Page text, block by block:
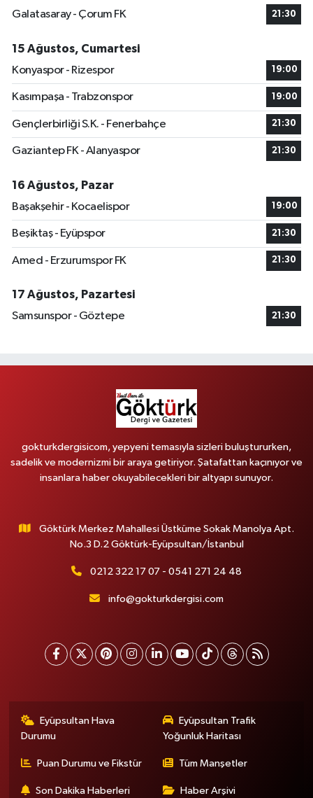
Galatasaray - Çorum FK
21:30
15 Ağustos, Cumartesi
Konyaspor - Rizespor
19:00
Kasımpaşa - Trabzonspor 19:00
Gençlerbirliği S.K. - Fenerbahçe 21:30
Gaziantep FK - Alanyaspor 21:30
16 Ağustos, Pazar
Başakşehir - Kocaelispor
19:00
Beşiktaş - Eyüpspor 21:30
Amed - Erzurumspor FK 21:30
17 Ağustos, Pazartesi
Samsunspor - Göztepe
21:30
gokturkdergisicom, yepyeni temasıyla sizleri buluştururken,
sadelik ve modernizmi bir araya getiriyor. Şatafattan kaçınıyor ve
insanlara haber okuyabilecekleri bir altyapı sunuyor.
Göktürk Merkez Mahallesi Üstküme Sokak Manolya Apt.
No.3 D.2 Göktürk-Eyüpsultan/İstanbul
0212 322 17 07 - 0541 271 24 48
info@gokturkdergisi.com
Eyüpsultan Hava
Durumu
Eyüpsultan Trafik
Yoğunluk Haritası
Puan Durumu ve Fikstür Tüm Manşetler
Son Dakika Haberleri Haber Arşivi